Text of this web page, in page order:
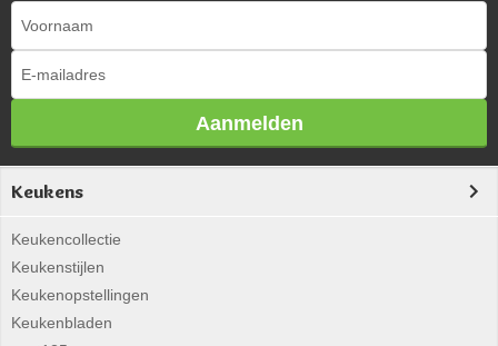
Aanmelden
Keukens
Keukencollectie
Keukenstijlen
Keukenopstellingen
Keukenbladen